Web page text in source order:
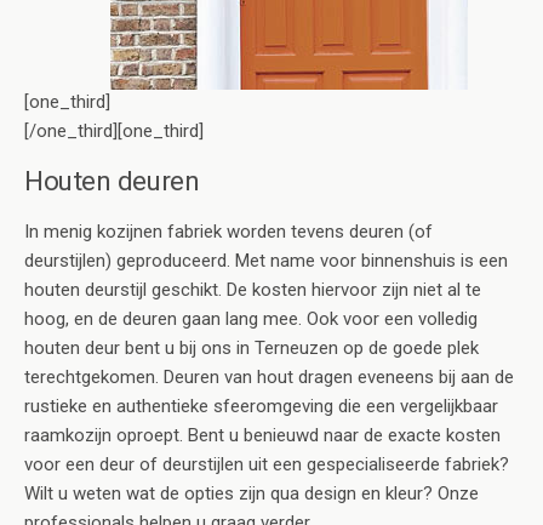
[one_third]
[/one_third][one_third]
Houten deuren
In menig kozijnen fabriek worden tevens deuren (of
deurstijlen) geproduceerd. Met name voor binnenshuis is een
houten deurstijl geschikt. De kosten hiervoor zijn niet al te
hoog, en de deuren gaan lang mee. Ook voor een volledig
houten deur bent u bij ons in Terneuzen op de goede plek
terechtgekomen. Deuren van hout dragen eveneens bij aan de
rustieke en authentieke sfeeromgeving die een vergelijkbaar
raamkozijn oproept. Bent u benieuwd naar de exacte kosten
voor een deur of deurstijlen uit een gespecialiseerde fabriek?
Wilt u weten wat de opties zijn qua design en kleur? Onze